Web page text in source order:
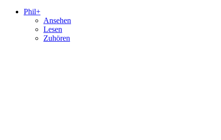
Phil+
Ansehen
Lesen
Zuhören